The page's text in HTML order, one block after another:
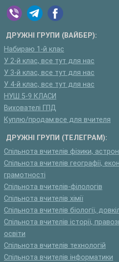
ДРУЖНІ ГРУПИ (ВАЙБЕР):
Набираю 1-й клас
У 2-й клас, все тут для нас
У 3-й клас, все тут для нас
У 4-й клас, все тут для нас
НУШ 5-9 КЛАСИ
Вихователі ГПД
Куплю/продам:все для вчителя
ДРУЖНІ ГРУПИ (ТЕЛЕГРАМ):
Спільнота вчителів фізики,
Спільнота вчителів географії,
грамотності
Спільнота вчителів-філологів
Спільнота вчителів хімії
Спільнота вчителів біології,
Спільнота вчителів історії,
освіти
Спільнота вчителів технологій
Спільнота вчителів інформатики